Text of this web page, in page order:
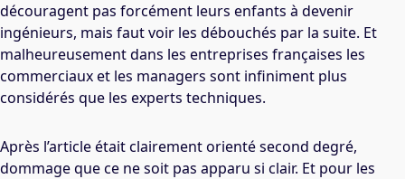
découragent pas forcément leurs enfants à devenir
ingénieurs, mais faut voir les débouchés par la suite. Et
malheureusement dans les entreprises françaises les
commerciaux et les managers sont infiniment plus
considérés que les experts techniques.
Après l’article était clairement orienté second degré,
dommage que ce ne soit pas apparu si clair. Et pour les